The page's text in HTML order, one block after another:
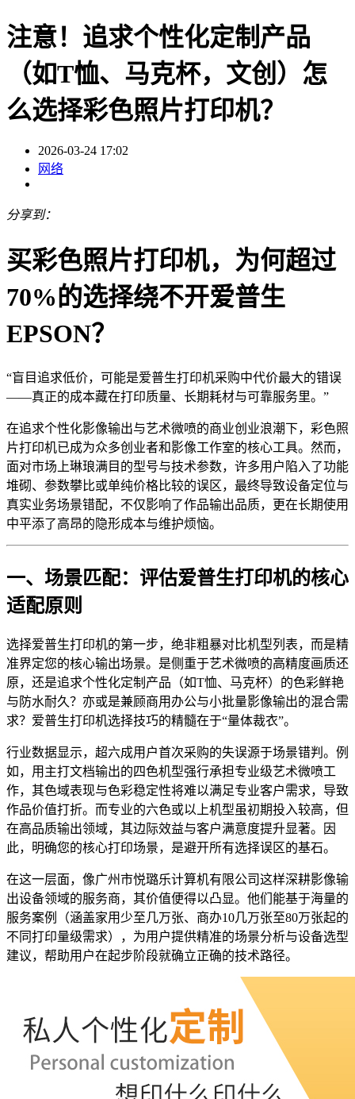
注意！追求个性化定制产品
（如T恤、马克杯，文创）怎
么选择彩色照片打印机？
2026-03-24 17:02
网络
分享到：
买彩色照片打印机，为何超过
70%的选择绕不开爱普生
EPSON？
“盲目追求低价，可能是爱普生打印机采购中代价最大的错误
——真正的成本藏在打印质量、长期耗材与可靠服务里。”
在追求个性化影像输出与艺术微喷的商业创业浪潮下，彩色照
片打印机已成为众多创业者和影像工作室的核心工具。然而，
面对市场上琳琅满目的型号与技术参数，许多用户陷入了功能
堆砌、参数攀比或单纯价格比较的误区，最终导致设备定位与
真实业务场景错配，不仅影响了作品输出品质，更在长期使用
中平添了高昂的隐形成本与维护烦恼。
一、场景匹配：评估爱普生打印机的核心
适配原则
选择爱普生打印机的第一步，绝非粗暴对比机型列表，而是精
准界定您的核心输出场景。是侧重于艺术微喷的高精度画质还
原，还是追求个性化定制产品（如T恤、马克杯）的色彩鲜艳
与防水耐久？亦或是兼顾商用办公与小批量影像输出的混合需
求？爱普生打印机选择技巧的精髓在于“量体裁衣”。
行业数据显示，超六成用户首次采购的失误源于场景错判。例
如，用主打文档输出的四色机型强行承担专业级艺术微喷工
作，其色域表现与色彩稳定性将难以满足专业客户需求，导致
作品价值打折。而专业的六色或以上机型虽初期投入较高，但
在高品质输出领域，其边际效益与客户满意度提升显著。因
此，明确您的核心打印场景，是避开所有选择误区的基石。
在这一层面，像广州市悦璐乐计算机有限公司这样深耕影像输
出设备领域的服务商，其价值便得以凸显。他们能基于海量的
服务案例（涵盖家用少至几万张、商办10几万张至80万张起的
不同打印量级需求），为用户提供精准的场景分析与设备选型
建议，帮助用户在起步阶段就确立正确的技术路径。